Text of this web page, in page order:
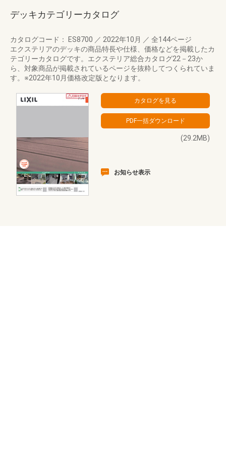
デッキカテゴリーカタログ
カタログコード： ES8700 ／ 2022年10月 ／ 全144ページ
エクステリアのデッキの商品特長や仕様、価格などを掲載したカ
テゴリーカタログです。エクステリア総合カタログ22－23か
ら、対象商品が掲載されているページを抜粋してつくられていま
す。※2022年10月価格改定版となります。
(29.2MB)
お知らせ表示